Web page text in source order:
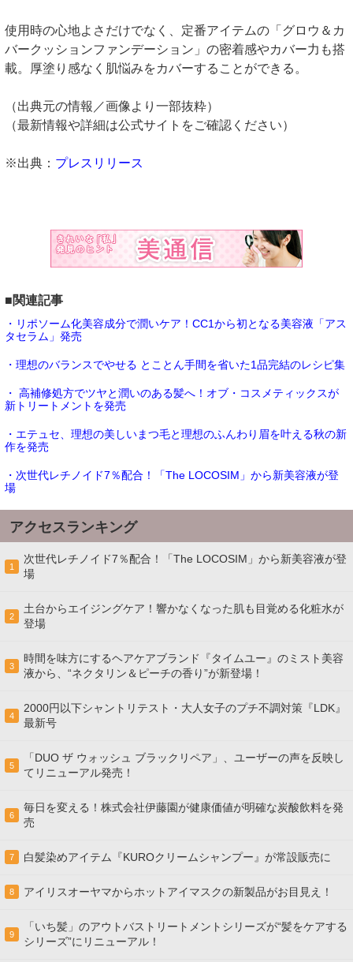
使用時の心地よさだけでなく、定番アイテムの「グロウ＆カ
バークッションファンデーション」の密着感やカバー力も搭
載。厚塗り感なく肌悩みをカバーすることができる。
（出典元の情報／画像より一部抜粋）
（最新情報や詳細は公式サイトをご確認ください）
※出典： プレスリリース
■関連記事
・リポソーム化美容成分で潤いケア！CC1から初となる美容液「アス
タセラム」発売
・理想のバランスでやせる とことん手間を省いた1品完結のレシピ集
・ 高補修処方でツヤと潤いのある髪へ！オブ・コスメティックスが
新トリートメントを発売
・エテュセ、理想の美しいまつ毛と理想のふんわり眉を叶える秋の新
作を発売
・次世代レチノイド7％配合！「The LOCOSIM」から新美容液が登
場
アクセスランキング
1
次世代レチノイド7％配合！「The LOCOSIM」から新美容液が登
場
2
土台からエイジングケア！響かなくなった肌も目覚める化粧水が
登場
3
時間を味方にするヘアケアブランド『タイムユー』のミスト美容
液から、“ネクタリン＆ピーチの香り”が新登場！
4
2000円以下シャントリテスト・大人女子のプチ不調対策『LDK』
最新号
5
「DUO ザ ウォッシュ ブラックリペア」、ユーザーの声を反映し
てリニューアル発売！
6
毎日を変える！株式会社伊藤園が健康価値が明確な炭酸飲料を発
売
7 白髪染めアイテム『KUROクリームシャンプー』が常設販売に
8 アイリスオーヤマからホットアイマスクの新製品がお目見え！
9
「いち髪」のアウトバストリートメントシリーズが“髪をケアする
シリーズ”にリニューアル！